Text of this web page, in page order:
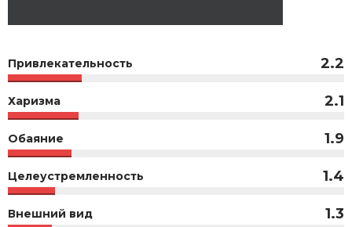
Привлекательность 2.2
Харизма 2.1
Обаяние 1.9
Целеустремленность 1.4
Внешний вид 1.3